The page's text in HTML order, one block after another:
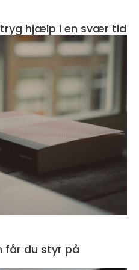
Bedemand aabenraa tryg hjælp i en svær tid